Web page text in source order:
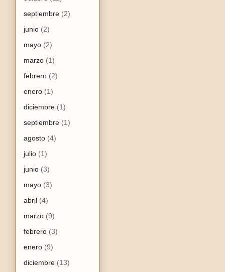
septiembre (2)
junio (2)
mayo (2)
marzo (1)
febrero (2)
enero (1)
diciembre (1)
septiembre (1)
agosto (4)
julio (1)
junio (3)
mayo (3)
abril (4)
marzo (9)
febrero (3)
enero (9)
diciembre (13)